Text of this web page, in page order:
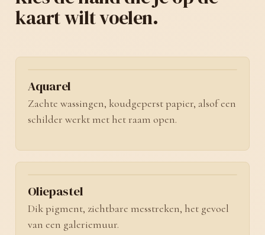
kaart wilt voelen.
Aquarel
Zachte wassingen, koudgeperst papier, alsof een
schilder werkt met het raam open.
Oliepastel
Dik pigment, zichtbare messtreken, het gevoel
van een galeriemuur.